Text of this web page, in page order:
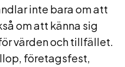
inte bara om att
om att känna sig
värden och tillfället.
företagsfest,